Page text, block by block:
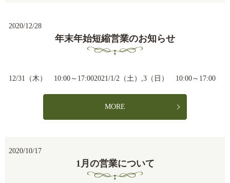
2020/12/28
年末年始短縮営業のお知らせ
12/31（木） 10:00～17:002021/1/2（土）,3（日） 10:00～17:00
MORE
2020/10/17
1月の営業について